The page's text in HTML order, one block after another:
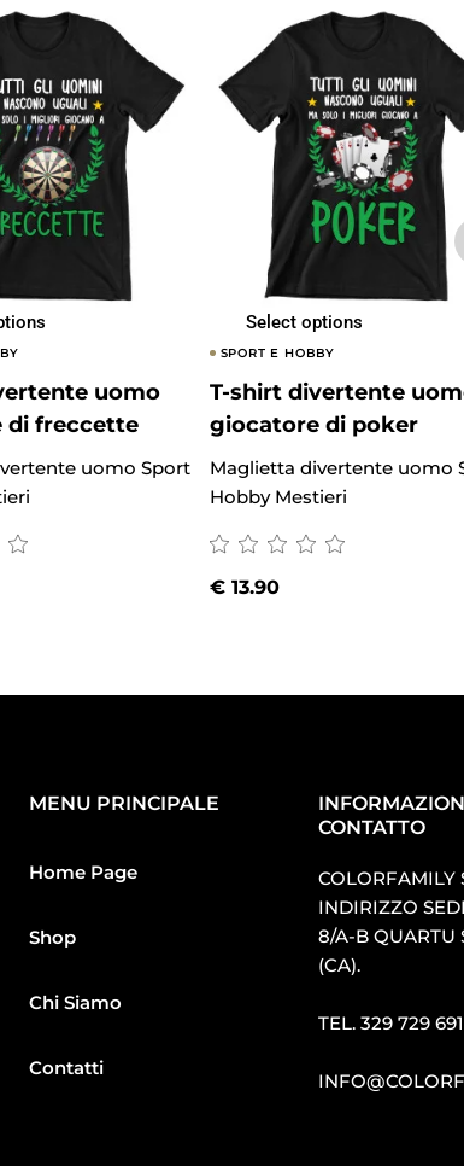
uomo
di freccette
uomo Sport
Select options
SPORT E HOBBY
T-shirt divertente
giocatore di poker
Maglietta divertente uomo
Hobby Mestieri
€13.90
MENU PRINCIPALE
Home Page
Shop
Chi Siamo
Contatti
CONTATTO
COLORFAMILY
INDIRIZZO
8/A-B QUARTU
(CA).
TEL.329 729